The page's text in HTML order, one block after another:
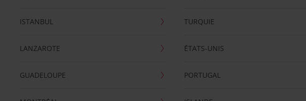
ISTANBUL
LANZAROTE
GUADELOUPE
TURQUIE
ÉTATS-UNIS
PORTUGAL